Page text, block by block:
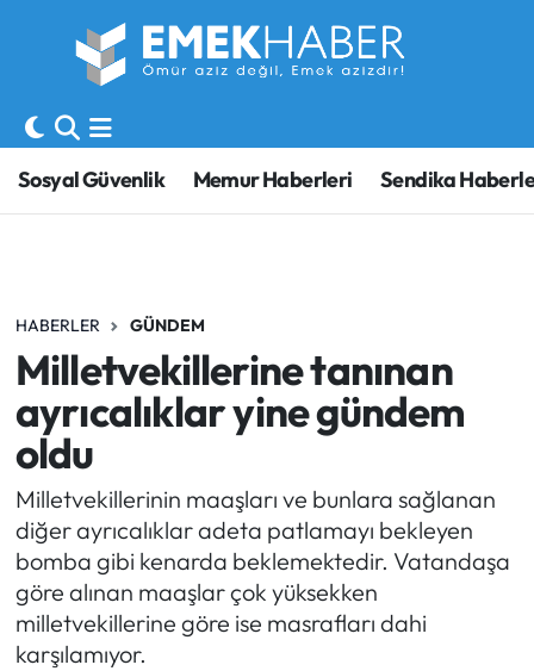
Sosyal Güvenlik Memur Haberleri Sendika
HABERLER GÜNDEM
Milletvekillerine tanınan
ayrıcalıklar yine gündem
oldu
Milletvekillerinin maaşları ve bunlara sağlanan
diğer ayrıcalıklar adeta patlamayı bekleyen
bomba gibi kenarda beklemektedir. Vatandaşa
göre alınan maaşlar çok yüksekken
milletvekillerine göre ise masrafları dahi
karşılamıyor.
Sosyal Güvenlik
Sendika
SORU-CEVAP
Memur
Emekli
İşveren
İş Fırsatları
Yargı Kararları
Araştırma-Rapor
Hava Durumu
Trafik Durumu
Süper Lig Puan Durumu ve Fikstür
Son Dakika Haberleri
Haber Arşivi